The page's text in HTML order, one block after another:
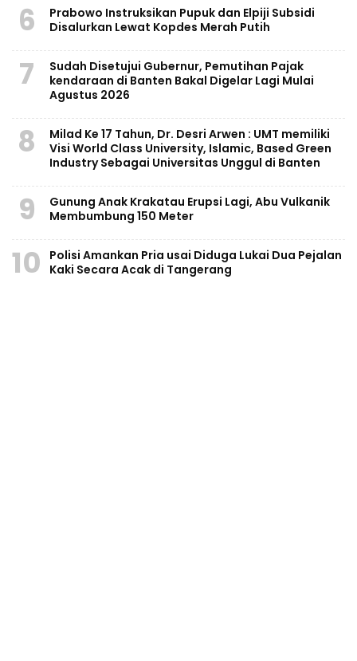
6
Prabowo Instruksikan Pupuk dan Elpiji Subsidi
Disalurkan Lewat Kopdes Merah Putih
7
Sudah Disetujui Gubernur, Pemutihan Pajak
kendaraan di Banten Bakal Digelar Lagi Mulai
Agustus 2026
8
Milad Ke 17 Tahun, Dr. Desri Arwen : UMT memiliki
Visi World Class University, Islamic, Based Green
Industry Sebagai Universitas Unggul di Banten
9
Gunung Anak Krakatau Erupsi Lagi, Abu Vulkanik
Membumbung 150 Meter
10
Polisi Amankan Pria usai Diduga Lukai Dua Pejalan
Kaki Secara Acak di Tangerang